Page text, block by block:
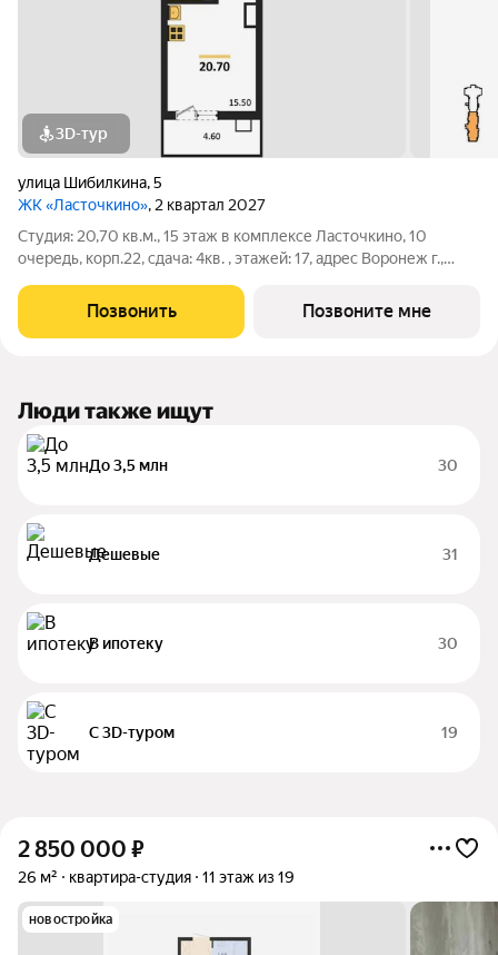
3D-тур
улица Шибилкина,5
ЖК «Ласточкино», 2 квартал 2027
Студия: 20,70 кв.м., 15 этаж в комплексе Ласточкино, 10
очередь, корп.22, сдача: 4кв. , этажей: 17, адрес Воронеж г.,
Позвонить Позвоните мне
Люди также ищут
До 3,5 млн 30
Дешевые 31
В ипотеку 30
С 3D-туром 19
2 850 000 ₽
26 м² квартира-студия 11 этаж из 19
новостройка